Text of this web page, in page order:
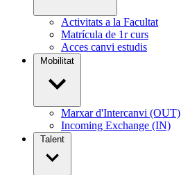
Activitats a la Facultat
Matrícula de 1r curs
Acces canvi estudis
Mobilitat
Marxar d'Intercanvi (OUT)
Incoming Exchange (IN)
Talent